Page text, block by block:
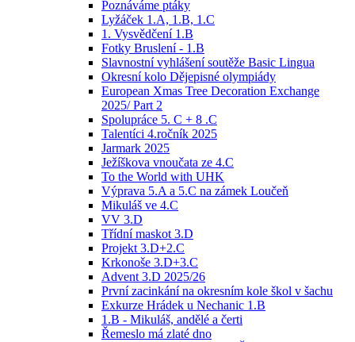
Poznáváme ptáky
Lyžáček 1.A, 1.B, 1.C
1. Vysvědčení 1.B
Fotky Bruslení - 1.B
Slavnostní vyhlášení soutěže Basic Lingua
Okresní kolo Dějepisné olympiády
European Xmas Tree Decoration Exchange
2025/ Part 2
Spolupráce 5. C + 8 .C
Talentíci 4.ročník 2025
Jarmark 2025
Ježíškova vnoučata ze 4.C
To the World with UHK
Výprava 5.A a 5.C na zámek Loučeň
Mikuláš ve 4.C
VV 3.D
Třídní maskot 3.D
Projekt 3.D+2.C
Krkonoše 3.D+3.C
Advent 3.D 2025/26
První zacinkání na okresním kole škol v šachu
Exkurze Hrádek u Nechanic 1.B
1.B - Mikuláš, andělé a čerti
Řemeslo má zlaté dno